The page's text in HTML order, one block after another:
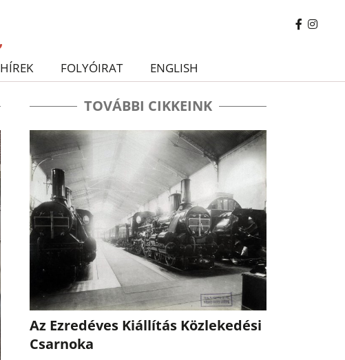
HÍREK FOLYÓIRAT ENGLISH
TOVÁBBI CIKKEINK
Az Ezredéves Kiállítás Közlekedési
Csarnoka